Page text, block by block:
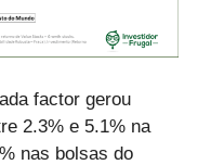
factor gerou
2.3% e 5.1% na
nas bolsas do